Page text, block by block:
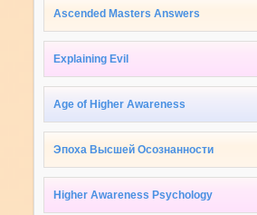
Ascended Masters Answers
Explaining Evil
Age of Higher Awareness
Эпоха Высшей Осознанности
Higher Awareness Psychology